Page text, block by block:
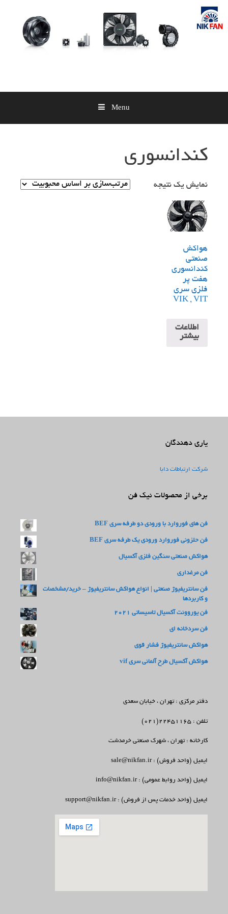
Skip
content
Menu
کندانسوری
نمایش یک نتیجه
هواکش
صنعتی
کندانسوری
هفت پر
فلزی سری
VIK , VIT
اطلاعات
بیشتر
یاری دهندگان
شرکت ارتباطات دابا
برخی از محصولات نیک فن
فن های فوروارد با ورودی دو طرفه سری BEF
فن حلزونی فوروارد ورودی یک طرفه سری BEF
هواکش صنعتی سنگین فلزی آکسیال
فن مرغداری
فن سانتریفیوژ صنعتی | انواع هواکش سانتریفیوژ – خرید/مشخصات
و کاربردها
فن یوروونت آکسیال تاسیساتی 2021
فن سردخانه ای
هواکش سانتریفیوژ فشار قوی
هواکش آکسیال طرح آلمانی سری vif
دفتر مرکزی : تهران ، خیابان سعدی
تلفن : 22451165(021)
کارخانه : تهران ، شهرک صنعتی خرمدشت
ایمیل (واحد فروش) : sale@nikfan.ir
ایمیل (واحد روابط عمومی) : info@nikfan.ir
ایمیل (واحد خدمات پس از فروش) : support@nikfan.ir